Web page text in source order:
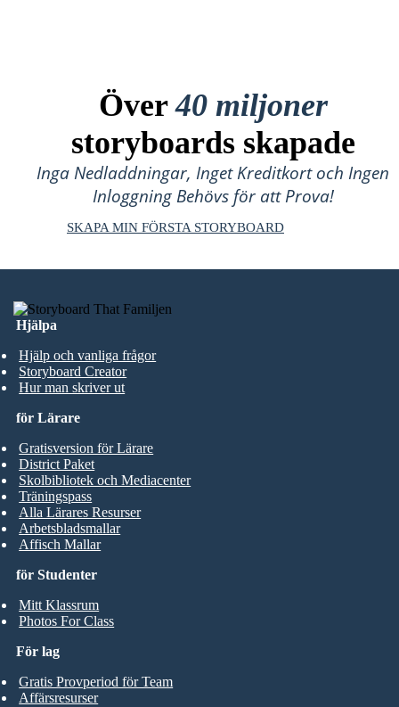
Över40 miljoner
storyboards skapade
Inga Nedladdningar, Inget Kreditkort och Ingen
Inloggning Behövs för att Prova!
SKAPA MIN FÖRSTA STORYBOARD
Hjälpa
Hjälp och vanliga frågor
Storyboard Creator
Hur man skriver ut
för Studenter
Mitt Klassrum
Photos For Class
för Lärare
Gratisversion för Lärare
District Paket
Skolbibliotek och Mediacenter
Träningspass
Alla Lärares Resurser
Arbetsbladsmallar
Affisch Mallar
För lag
Gratis Provperiod för Team
Affärsresurser